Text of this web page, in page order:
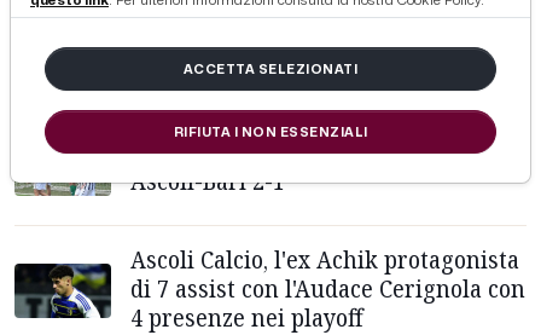
420 ARTICOLI
Primavera 2 girone B, highlights
Ascoli-Bari 2-1
Ascoli Calcio, l'ex Achik protagonista
di 7 assist con l'Audace Cerignola con
4 presenze nei playoff
ACCETTA SELEZIONATI
RIFIUTA I NON ESSENZIALI